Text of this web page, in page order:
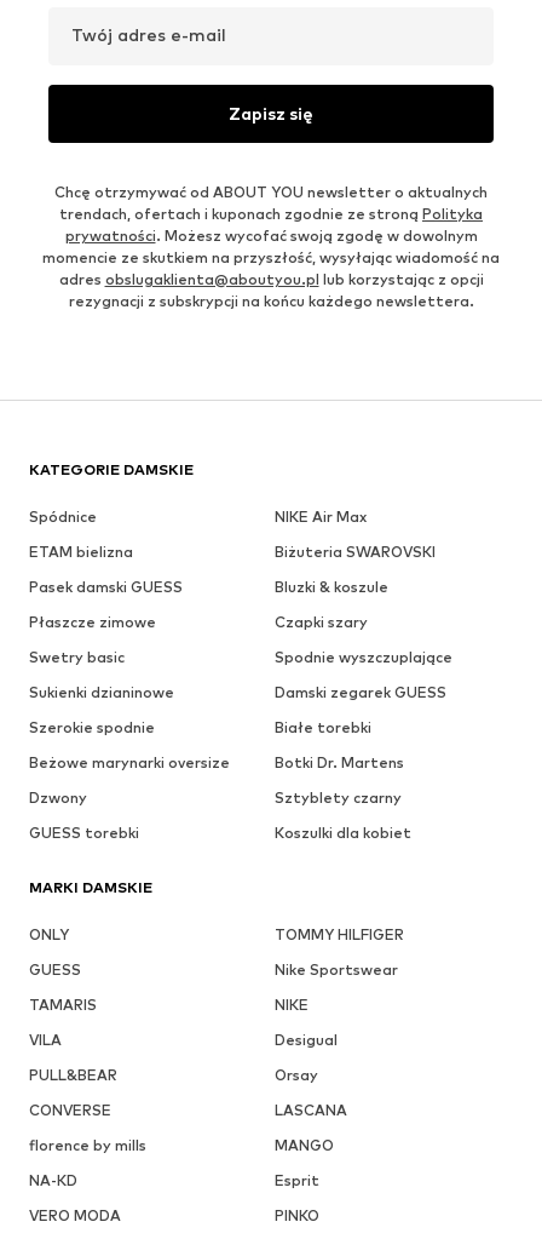
Twój adres e-mail
Zapisz się
Chcę otrzymywać od ABOUT YOU newsletter o aktualnych
trendach, ofertach i kuponach zgodnie ze stroną Polityka
prywatności. Możesz wycofać swoją zgodę w dowolnym
momencie ze skutkiem na przyszłość, wysyłając wiadomość na
adres obslugaklienta@aboutyou.pl lub korzystając z opcji
rezygnacji z subskrypcji na końcu każdego newslettera.
KATEGORIE DAMSKIE
Spódnice
NIKE Air Max
ETAM bielizna
Biżuteria SWAROVSKI
Pasek damski GUESS
Bluzki & koszule
Płaszcze zimowe
Czapki szary
Swetry basic
Spodnie wyszczuplające
Sukienki dzianinowe
Damski zegarek GUESS
Szerokie spodnie
Białe torebki
Beżowe marynarki oversize
Botki Dr. Martens
Dzwony
Sztyblety czarny
GUESS torebki
Koszulki dla kobiet
MARKI DAMSKIE
ONLY
TOMMY HILFIGER
GUESS
Nike Sportswear
TAMARIS
NIKE
VILA
Desigual
PULL&BEAR
Orsay
CONVERSE
LASCANA
florence by mills
MANGO
NA-KD
Esprit
VERO MODA
PINKO